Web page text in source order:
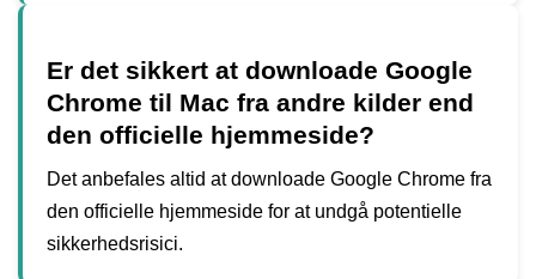
Er det sikkert at downloade Google
Chrome til Mac fra andre kilder end
den officielle hjemmeside?
Det anbefales altid at downloade Google Chrome fra
den officielle hjemmeside for at undgå potentielle
sikkerhedsrisici.